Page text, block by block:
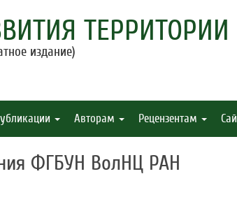
ТЕРРИТОРИИ
издание)
Авторам Рецензентам
ФГБУН ВолНЦ РАН